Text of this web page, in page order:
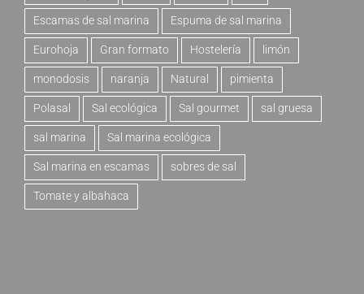
Escamas de sal marina Espuma de sal marina
Eurohoja Gran formato Hostelería limón
monodosis naranja Natural pimienta
Polasal Sal ecológica Sal gourmet sal gruesa
sal marina Sal marina ecológica
Sal marina en escamas sobres de sal
Tomate y albahaca